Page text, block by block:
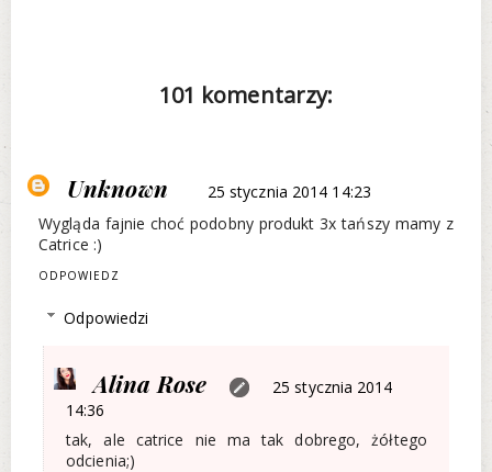
101 komentarzy:
Unknown
25 stycznia 2014 14:23
Wygląda fajnie choć podobny produkt 3x tańszy mamy z
Catrice :)
ODPOWIEDZ
Odpowiedzi
Alina Rose
25 stycznia 2014
14:36
tak, ale catrice nie ma tak dobrego, żółtego
odcienia;)